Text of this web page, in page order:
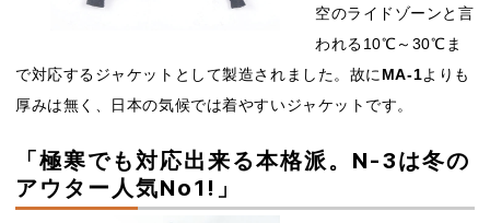
空のライドゾーンと言
われる10℃～30℃ま
で対応するジャケットとして製造されました。故にMA-1よりも
厚みは無く、日本の気候では着やすいジャケットです。
「極寒でも対応出来る本格派。N-3は冬の
アウター人気No1!」